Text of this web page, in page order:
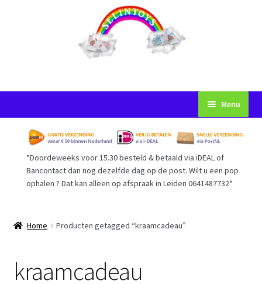
naar
navigatie
inhoud
Menu
Startpagina
Voorwaarden
Afrekenen
*Doordeweeks voor 15.30 besteld & betaald via iDEAL of
Bancontact dan nog dezelfde dag op de post. Wilt u een pop
ophalen ? Dat kan alleen op afspraak in Leiden 0641487732*
Home Producten getagged “kraamcadeau”
kraamcadeau